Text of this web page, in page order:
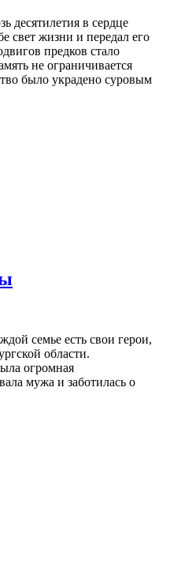
десятилетия в сердце
свет жизни и передал его
предков стало
не ограничивается
было украдено суровым
семье есть свои герои,
области.
огромная
мужа и заботилась о